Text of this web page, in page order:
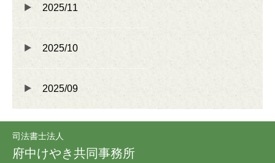
2025/11
2025/10
2025/09
司法書士法人
府中けやき共同事務所